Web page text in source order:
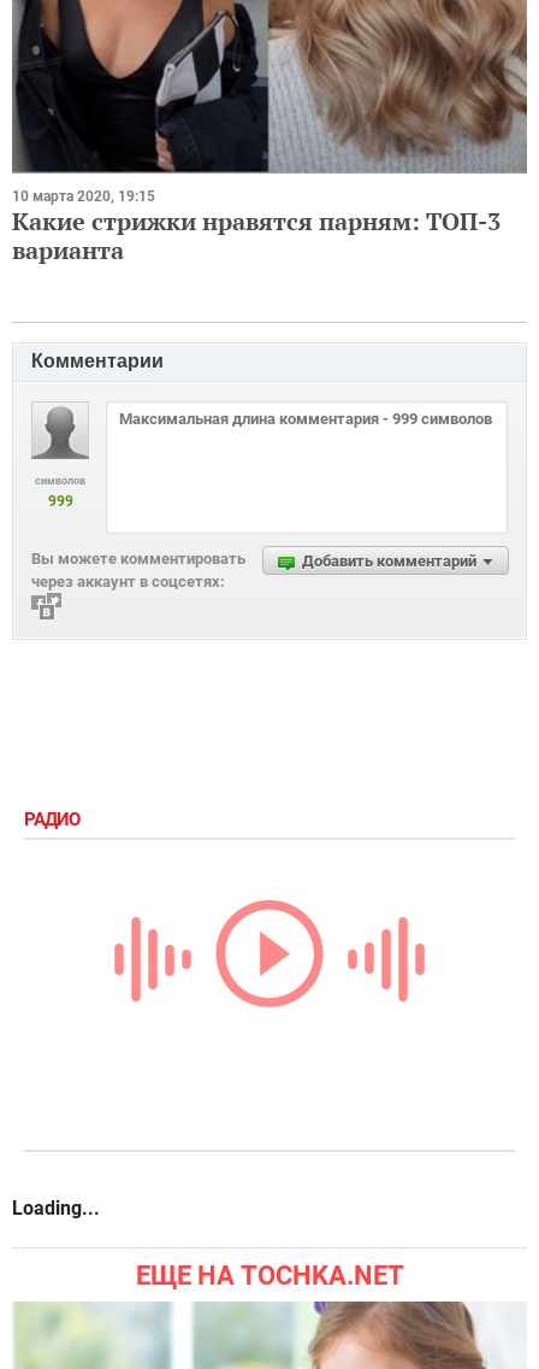
10 марта 2020, 19:15
Какие стрижки нравятся парням: ТОП-3
варианта
Комментарии
символов
999
Добавить комментарий
Вы можете комментировать
через аккаунт в соцсетях:
РАДИО
Loading...
ЕЩЕ НА TOCHKA.NET